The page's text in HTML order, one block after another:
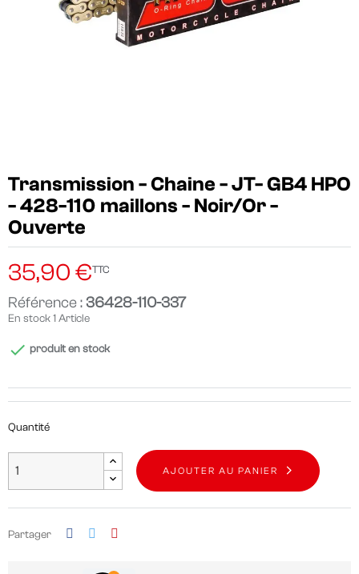
Transmission - Chaine - JT- GB4 HPO
- 428-110 maillons - Noir/Or -
Ouverte
35,90 €TTC
Référence :36428-110-337
En stock1 Article
 produit en stock
Quantité
AJOUTER AU PANIER
Partager